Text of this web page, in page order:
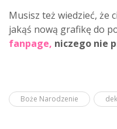
Musisz też wiedzieć, że
jakąś nową grafikę do
fanpage, niczego nie
Boże Narodzenie